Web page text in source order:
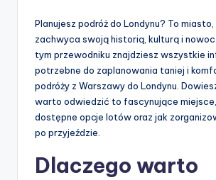
Planujesz podróż do Londynu? To
zachwyca swoją historią, kulturą i
tym przewodniku znajdziesz wszystkie
potrzebne do zaplanowania taniej i
podróży z Warszawy do Londynu.
warto odwiedzić to fascynujące
dostępne opcje lotów oraz jak
po przyjeździe.
Dlaczego warto